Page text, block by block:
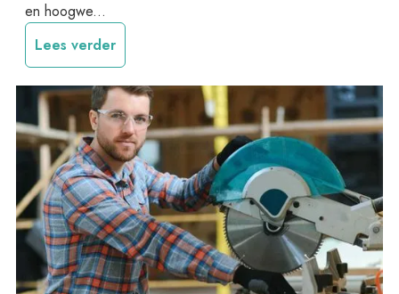
en hoogwe...
Lees verder